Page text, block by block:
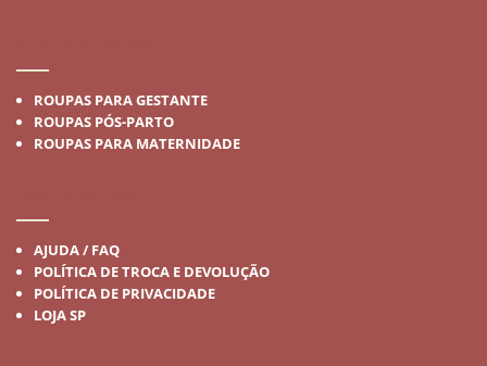
ROUPAS PARA GESTANTE
ROUPAS PÓS-PARTO
ROUPAS PARA MATERNIDADE
AJUDA / FAQ
POLÍTICA DE TROCA E DEVOLUÇÃO
POLÍTICA DE PRIVACIDADE
LOJA SP